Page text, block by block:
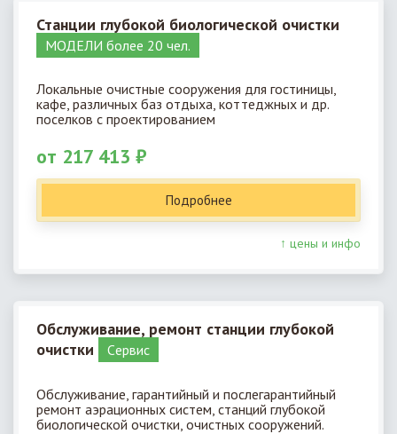
Станции глубокой биологической очистки
МОДЕЛИ более 20 чел.
Локальные очистные сооружения для гостиницы,
кафе, различных баз отдыха, коттеджных и др.
поселков с проектированием
от 217 413 ₽
Подробнее
↑ цены и инфо
Обслуживание, ремонт станции глубокой
очистки
Cервис
Обслуживание, гарантийный и послегарантийный
ремонт аэрационных систем, станций глубокой
биологической очистки, очистных сооружений.